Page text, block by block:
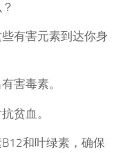
有害元素到达你身
害毒素。
贫血。
和叶绿素，确保